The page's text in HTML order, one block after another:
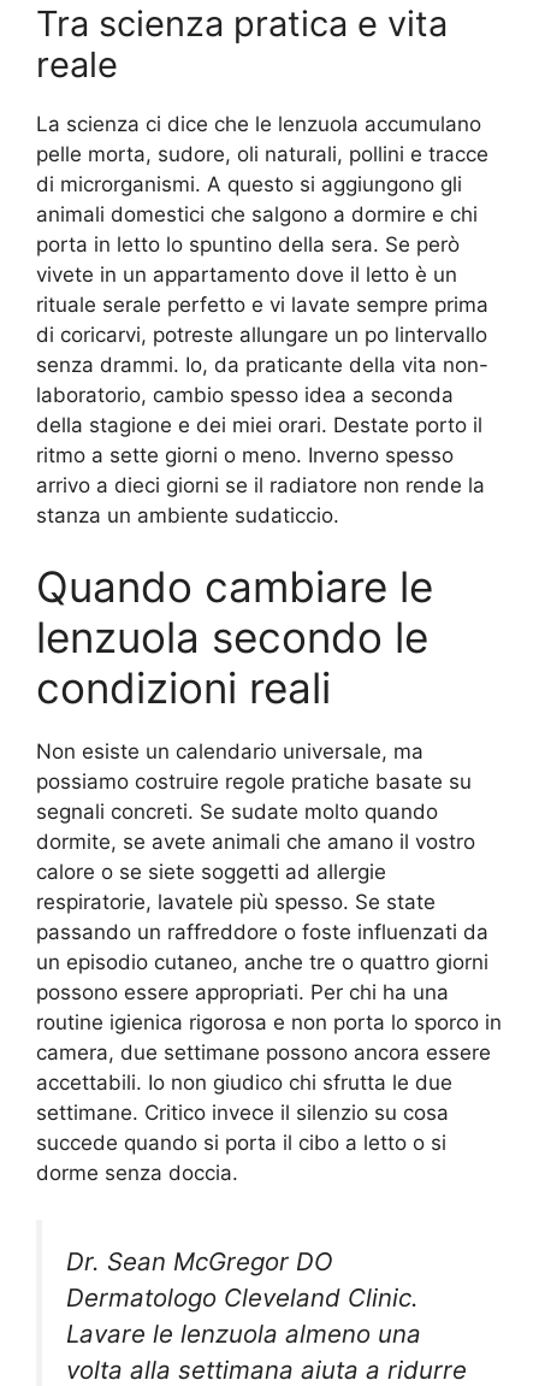
Tra scienza pratica e vita
reale
La scienza ci dice che le lenzuola accumulano
pelle morta, sudore, oli naturali, pollini e tracce
di microrganismi. A questo si aggiungono gli
animali domestici che salgono a dormire e chi
porta in letto lo spuntino della sera. Se però
vivete in un appartamento dove il letto è un
rituale serale perfetto e vi lavate sempre prima
di coricarvi, potreste allungare un po lintervallo
senza drammi. Io, da praticante della vita non-
laboratorio, cambio spesso idea a seconda
della stagione e dei miei orari. Destate porto il
ritmo a sette giorni o meno. Inverno spesso
arrivo a dieci giorni se il radiatore non rende la
stanza un ambiente sudaticcio.
Quando cambiare le
lenzuola secondo le
condizioni reali
Non esiste un calendario universale, ma
possiamo costruire regole pratiche basate su
segnali concreti. Se sudate molto quando
dormite, se avete animali che amano il vostro
calore o se siete soggetti ad allergie
respiratorie, lavatele più spesso. Se state
passando un raffreddore o foste influenzati da
un episodio cutaneo, anche tre o quattro giorni
possono essere appropriati. Per chi ha una
routine igienica rigorosa e non porta lo sporco in
camera, due settimane possono ancora essere
accettabili. Io non giudico chi sfrutta le due
settimane. Critico invece il silenzio su cosa
succede quando si porta il cibo a letto o si
dorme senza doccia.
Dr. Sean McGregor DO
Dermatologo Cleveland Clinic.
Lavare le lenzuola almeno una
volta alla settimana aiuta a ridurre